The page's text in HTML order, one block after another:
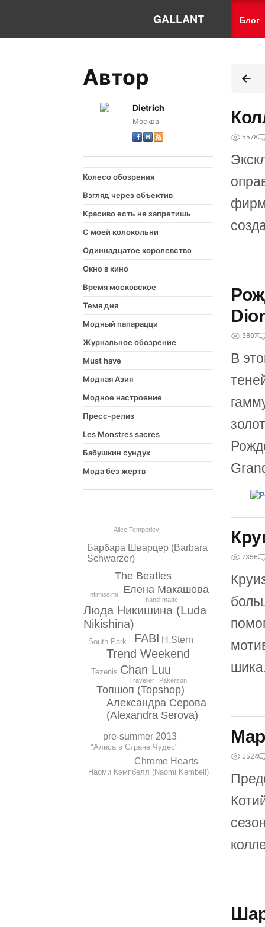
GALLANT Блог
Автор
Dietrich
Москва
Колесо обозрения
Взгляд через объектив
Красиво есть не запретишь
С моей колокольни
Одиннадцатое королевство
Окно в кино
Время московское
Темя дня
Модный папарацци
Журнальное обозрение
Must have
Модная Азия
Модное настроение
Пресс-релиз
Les Monstres sacres
Бабушкин сундук
Мода без жертв
Trend Weekend
Chan Luu
FABI
Люда Никишина (Luda
Nikishina)
Топшоп (Topshop)
Александра Серова
(Alexandra Serova)
Елена Макашова
The Beatles
pre-summer 2013
H.Stern
Барбара Шварцер (Barbara
Schwarzer)
Chrome Hearts
Наоми Кэмпбелл (Naomi Kembell)
Tezenis
South Park
"Алиса в Стране Чудес"
Intimissimi
Pakerson
Traveller
Alice Temperley
hand-made
5578
Dior
3607
В
7356
5524